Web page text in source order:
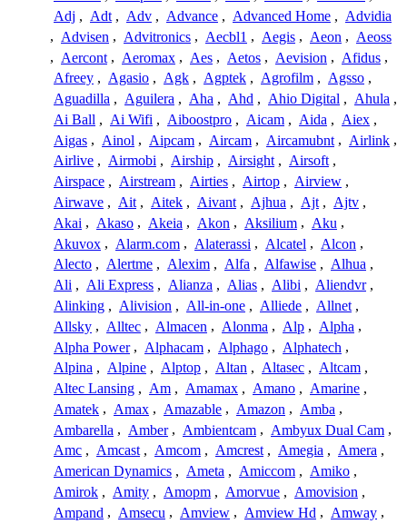
Adj , Adt , Adv , Advance , Advanced Home , Advidia
, Advisen , Advitronics , Aecbl1 , Aegis , Aeon , Aeoss
, Aercont , Aeromax , Aes , Aetos , Aevision , Afidus ,
Afreey , Agasio , Agk , Agptek , Agrofilm , Agsso ,
Aguadilla , Aguilera , Aha , Ahd , Ahio Digital , Ahula ,
Ai Ball , Ai Wifi , Aiboostpro , Aicam , Aida , Aiex ,
Aigas , Ainol , Aipcam , Aircam , Aircamubnt , Airlink ,
Airlive , Airmobi , Airship , Airsight , Airsoft ,
Airspace , Airstream , Airties , Airtop , Airview ,
Airwave , Ait , Aitek , Aivant , Ajhua , Ajt , Ajtv ,
Akai , Akaso , Akeia , Akon , Aksilium , Aku ,
Akuvox , Alarm.com , Alaterassi , Alcatel , Alcon ,
Alecto , Alertme , Alexim , Alfa , Alfawise , Alhua ,
Ali , Ali Express , Alianza , Alias , Alibi , Aliendvr ,
Alinking , Alivision , All-in-one , Alliede , Allnet ,
Allsky , Alltec , Almacen , Alonma , Alp , Alpha ,
Alpha Power , Alphacam , Alphago , Alphatech ,
Alpina , Alpine , Alptop , Altan , Altasec , Altcam ,
Altec Lansing , Am , Amamax , Amano , Amarine ,
Amatek , Amax , Amazable , Amazon , Amba ,
Ambarella , Amber , Ambientcam , Ambyux Dual Cam ,
Amc , Amcast , Amcom , Amcrest , Amegia , Amera ,
American Dynamics , Ameta , Amiccom , Amiko ,
Amirok , Amity , Amopm , Amorvue , Amovision ,
Ampand , Amsecu , Amview , Amview Hd , Amway ,